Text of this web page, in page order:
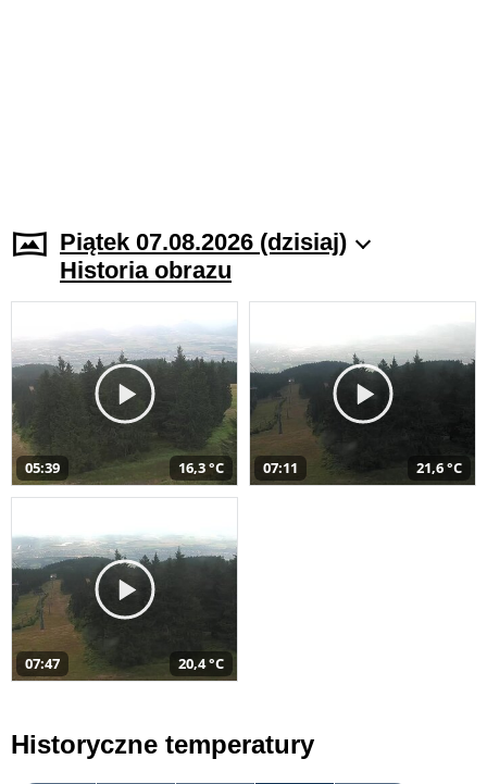
Piątek 07.08.2026 (dzisiaj)
Historia obrazu
05:39 16,3 °C 07:11 21,6 °C
07:47 20,4 °C
Historyczne temperatury